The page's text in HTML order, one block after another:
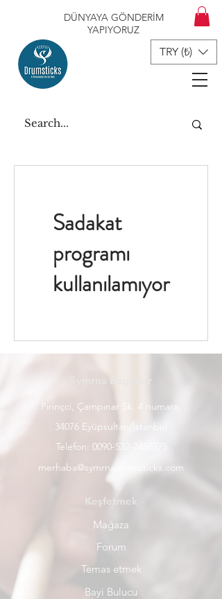
DÜNYAYA GÖNDERİM
YAPIYORUZ
TRY (₺)
Sadakat
programı
kullanılamıyor
Pirinçci, Çampınar Sk. 4 numara,
34076 Eyüpsultan/İstanbul
Telefon: 0090-532-7456375
merhaba@symrnadrumsticks.com
Keşfetmek
Mağaza
Forum
Temas etmek
Bayi Bulucu